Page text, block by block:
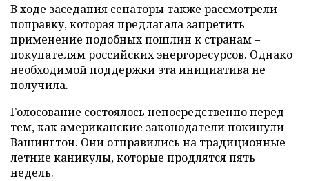
В ходе заседания сенаторы также рассмотрели
поправку, которая предлагала запретить
применение подобных пошлин к странам –
покупателям российских энергоресурсов. Однако
необходимой поддержки эта инициатива не
получила.
Голосование состоялось непосредственно перед
тем, как американские законодатели покинули
Вашингтон. Они отправились на традиционные
летние каникулы, которые продлятся пять
недель.